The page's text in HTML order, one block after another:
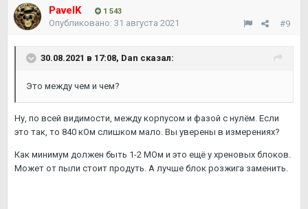
PavelK 1 543
#9
Опубликовано: 31 августа 2021
30.08.2021 в 17:08, Dan сказал:
Это между чем и чем?
Ну, по всей видимости, между корпусом и фазой с нулём. Если
это так, то 840 кОм слишком мало. Вы уверены в измерениях?
Как минимум должен быть 1-2 МОм и это ещё у хреновых блоков.
Может от пыли стоит продуть. А лучше блок розжига заменить.